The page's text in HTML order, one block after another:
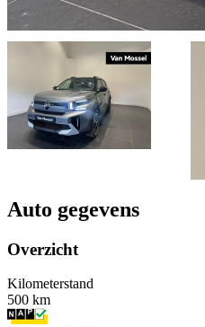
Auto gegevens
Overzicht
Kilometerstand
500 km